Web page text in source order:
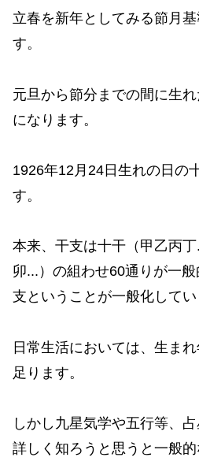
立春を新年としてみる節月基
す。
元旦から節分までの間に生
になります。
1926年12月24日生れの日の
す。
本来、干支は十干（甲乙丙
卯...）の組わせ60通りが一
支ということが一般化してい
日常生活においては、生ま
足ります。
しかし九星気学や五行等、
詳しく知ろうと思うと一般